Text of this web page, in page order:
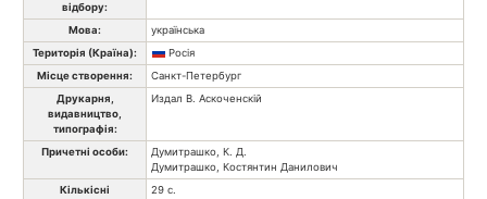
відбору:
Мова:
українська
Територія (Країна):
Росія
Місце створення:
Санкт-Петербург
Друкарня,
видавництво,
типографія:
Издал В. Аскоченскій
Причетні особи:
Думитрашко, К. Д.
Думитрашко, Костянтин Данилович
Кількісні
29 с.